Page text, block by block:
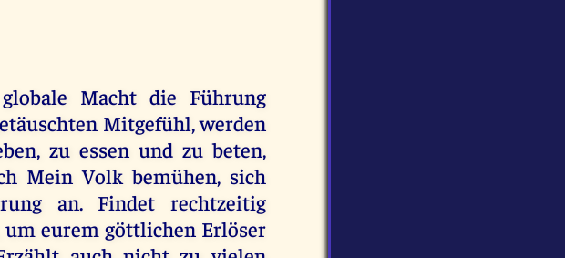
Macht die Führung
Mitgefühl, werden
zu essen und zu beten,
Mein Volk bemühen, sich
an. Findet rechtzeitig
eurem göttlichen Erlöser